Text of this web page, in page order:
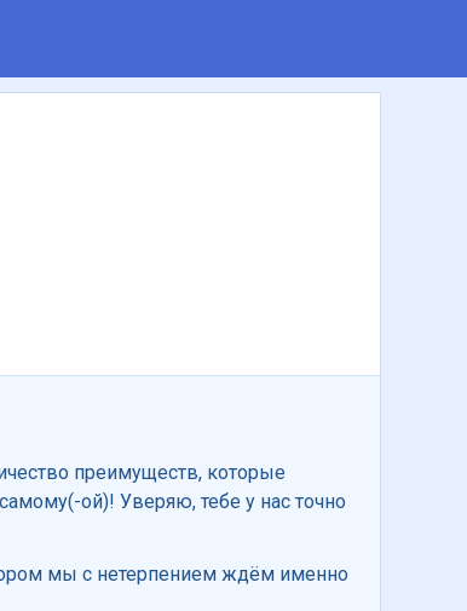
преимуществ, которые
ой)! Уверяю, тебе у нас точно
мы с нетерпением ждём именно